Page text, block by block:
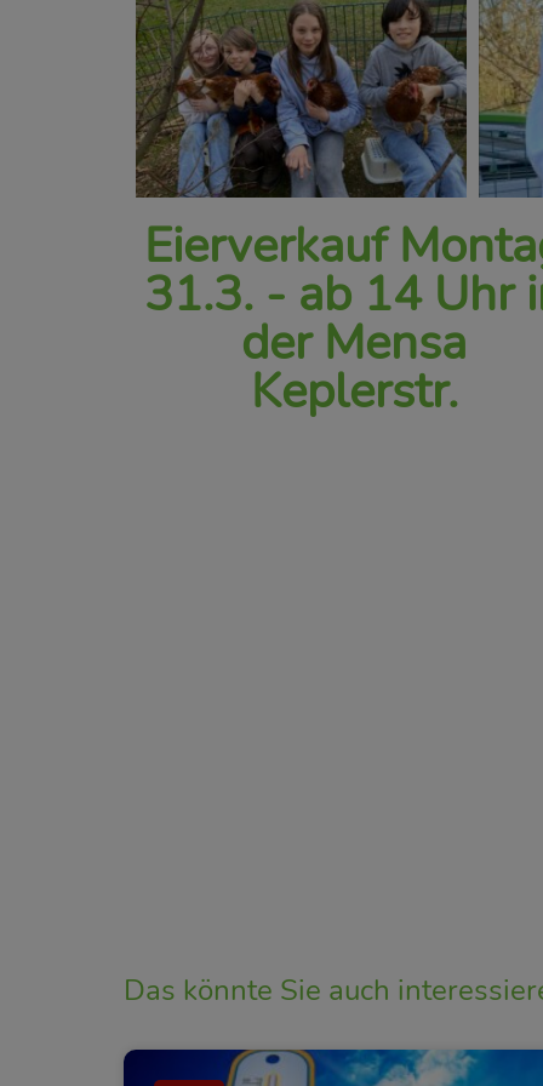
Eierverkauf
31.3. - ab 14 Uhr
der Mensa
Keplerstr.
Das könnte Sie auch